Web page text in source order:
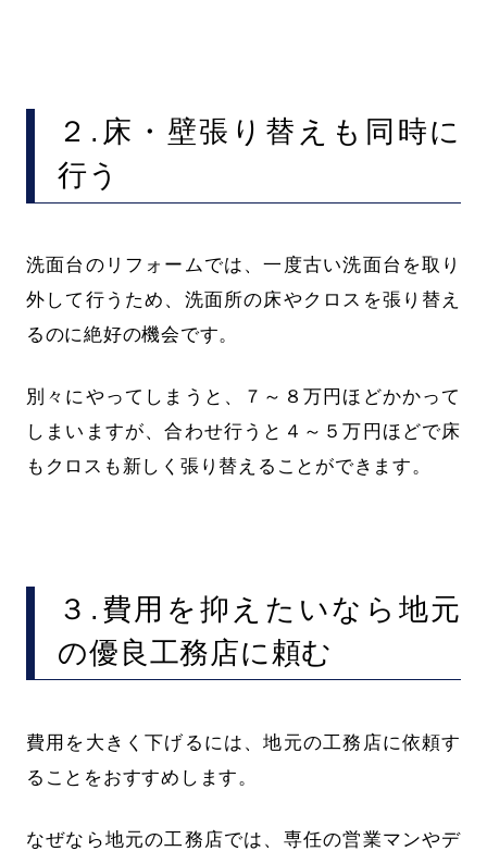
２.床・壁張り替えも同時に
行う
洗面台のリフォームでは、一度古い洗面台を取り
外して行うため、洗面所の床やクロスを張り替え
るのに絶好の機会です。
別々にやってしまうと、７～８万円ほどかかって
しまいますが、合わせ行うと４～５万円ほどで床
もクロスも新しく張り替えることができます。
３.費用を抑えたいなら地元
の優良工務店に頼む
費用を大きく下げるには、地元の工務店に依頼す
ることをおすすめします。
なぜなら地元の工務店では、専任の営業マンやデ